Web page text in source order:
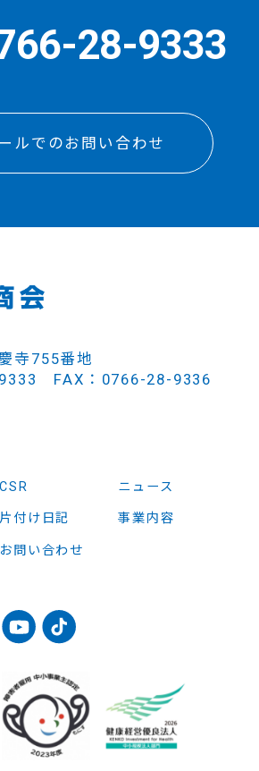
28-9333
ルでのお問い合わせ
寺755番地
FAX：0766-28-9336
CSR ニュース
片付け日記 事業内容
お問い合わせ